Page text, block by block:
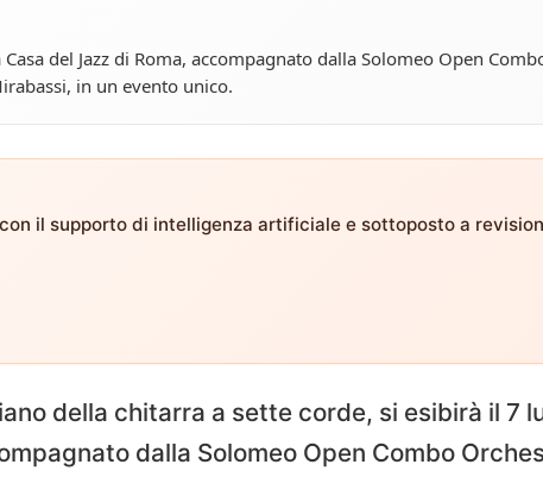
del Jazz di Roma, accompagnato dalla Solomeo Open
in un evento unico.
il supporto di intelligenza artificiale e sottoposto a
della chitarra a sette corde, si esibirà il 7
dalla Solomeo Open Combo